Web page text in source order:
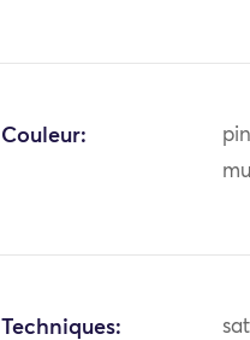
Couleur:
Techniques: